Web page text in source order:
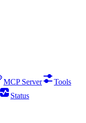
MCP Server
Tools
Status